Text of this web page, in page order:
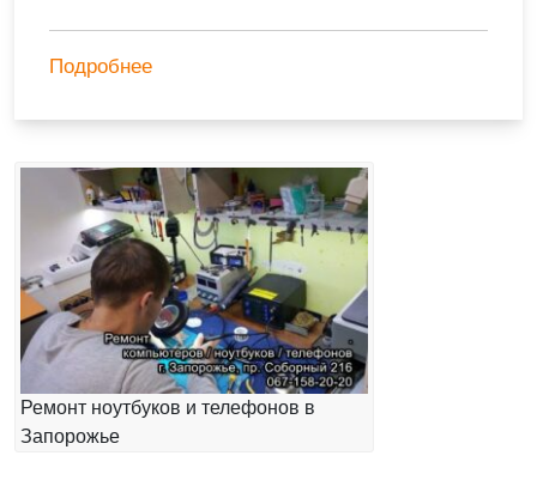
Подробнее
Ремонт ноутбуков и телефонов в
Запорожье